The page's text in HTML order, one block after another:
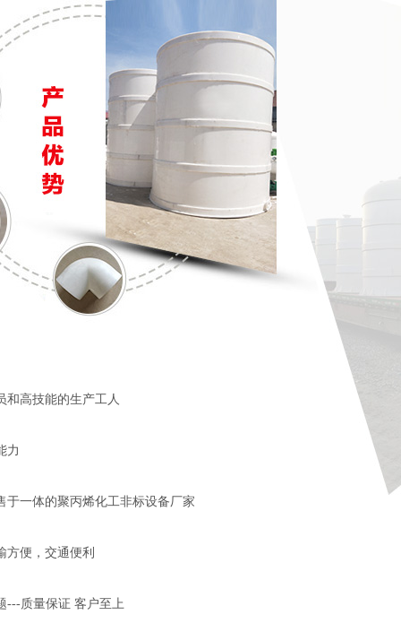
和高技能的生产工人
力
于一体的聚丙烯化工非标设备厂家
方便，交通便利
---质量保证 客户至上